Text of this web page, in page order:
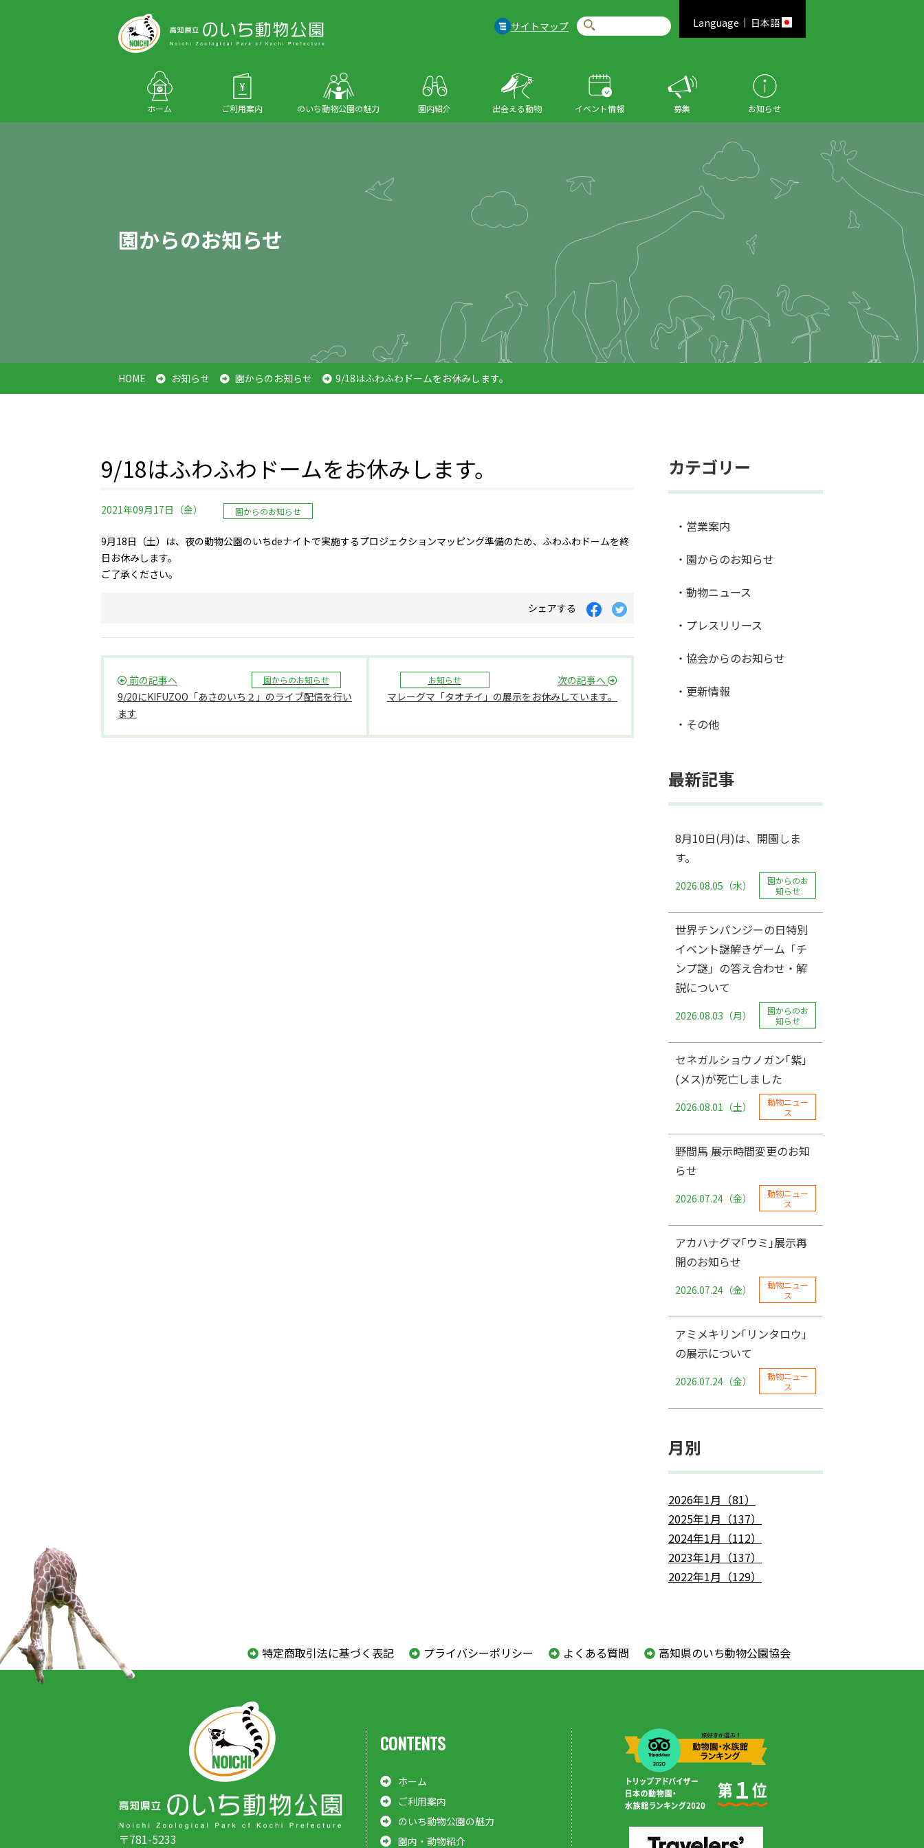
サイトマップ Language 日本語
ホーム ご利用案内 のいち動物公園の魅力 園内紹介 出会える動物 イベント情報 募集 お知らせ
園からのお知らせ
HOME お知らせ 園からのお知らせ 9/18はふわふわドームをお休みします。
9/18はふわふわドームをお休みします。
2021年09月17日（金） 園からのお知らせ
9月18日（土）は、夜の動物公園のいちdeナイトで実施するプロジェクションマッピング準備のため、ふわふわドームを終
日お休みします。
ご了承ください。
シェアする
前の記事へ 園からのお知らせ
9/20にKIFUZOO「あさのいち２」のライブ配信を行い
ます
お知らせ
次の記事へ
マレーグマ「タオチイ」の展示をお休みしています。
カテゴリー
・営業案内
・園からのお知らせ
・動物ニュース
・プレスリリース
・協会からのお知らせ
・更新情報
・その他
最新記事
8月10日(月)は、開園しま
す。
2026.08.05（水）
園からのお
知らせ
世界チンパンジーの日特別
イベント謎解きゲーム「チ
ンプ謎」の答え合わせ・解
説について
2026.08.03（月）
園からのお
知らせ
セネガルショウノガン｢紫｣
(メス)が死亡しました
2026.08.01（土）
動物ニュー
ス
野間馬 展示時間変更のお知
らせ
2026.07.24（金）
動物ニュー
ス
アカハナグマ｢ウミ｣展示再
開のお知らせ
2026.07.24（金）
動物ニュー
ス
アミメキリン｢リンタロウ｣
の展示について
2026.07.24（金）
動物ニュー
ス
月別
2026年1月（81）
2025年1月（137）
2024年1月（112）
2023年1月（137）
2022年1月（129）
特定商取引法に基づく表記 プライバシーポリシー よくある質問 高知県のいち動物公園協会
〒781-5233
CONTENTS
ホーム
ご利用案内
のいち動物公園の魅力
園内・動物紹介